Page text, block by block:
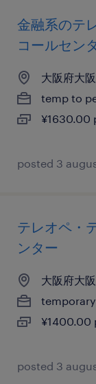
金融系のテ
コールセン
大阪府大
temp to
¥1630.00
posted 3
テレオペ・
ンター
大阪府大
temporary
¥1400.00
posted 3